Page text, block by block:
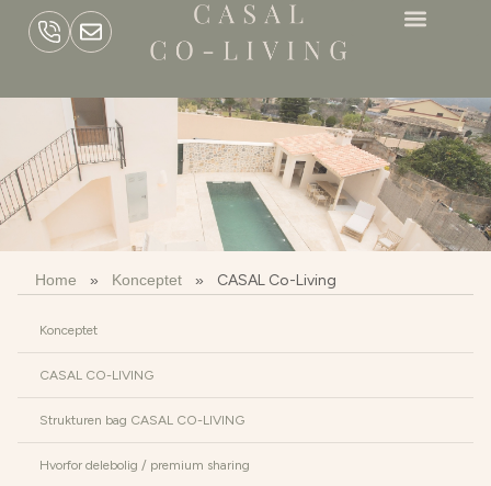
Home » Konceptet » CASAL Co-Living
Konceptet
CASAL CO-LIVING
Strukturen bag CASAL CO-LIVING
Hvorfor delebolig / premium sharing